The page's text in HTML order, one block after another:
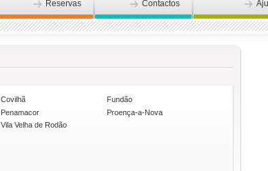
Reservas Contactos
Covilhã
Fundão
Penamacor
Proença-a-Nova
Vila Velha de Rodão